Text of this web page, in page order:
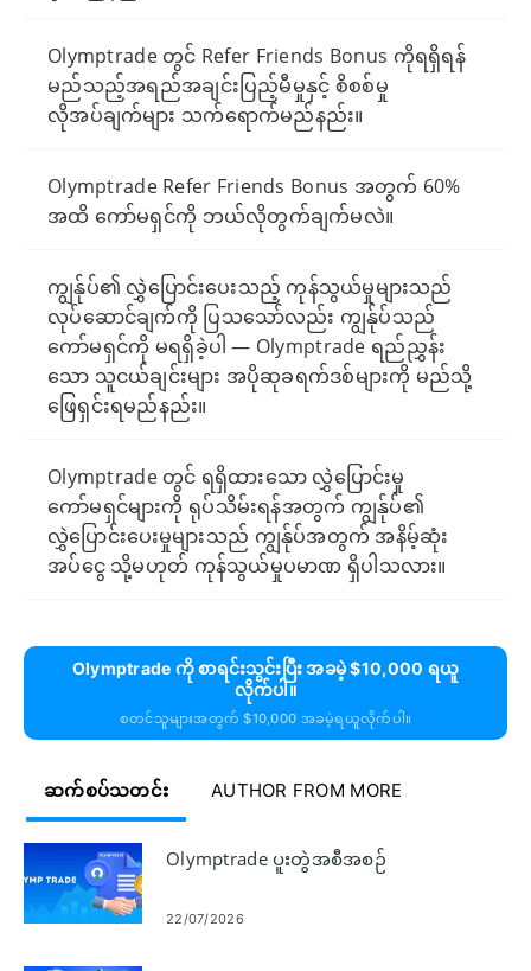
Olymptrade တွင် Refer Friends Bonus ကိုရရှိရန်
မည်သည့်အရည်အချင်းပြည့်မီမှုနှင့် စိစစ်မှု
လိုအပ်ချက်များ သက်ရောက်မည်နည်း။
Olymptrade Refer Friends Bonus အတွက် 60%
အထိ ကော်မရှင်ကို ဘယ်လိုတွက်ချက်မလဲ။
ကျွန်ုပ်၏ လွှဲပြောင်းပေးသည့် ကုန်သွယ်မှုများသည်
လုပ်ဆောင်ချက်ကို ပြသသော်လည်း ကျွန်ုပ်သည်
ကော်မရှင်ကို မရရှိခဲ့ပါ — Olymptrade ရည်ညွှန်း
သော သူငယ်ချင်းများ အပိုဆုခရက်ဒစ်များကို မည်သို့
ဖြေရှင်းရမည်နည်း။
Olymptrade တွင် ရရှိထားသော လွှဲပြောင်းမှု
ကော်မရှင်များကို ရုပ်သိမ်းရန်အတွက် ကျွန်ုပ်၏
လွှဲပြောင်းပေးမှုများသည် ကျွန်ုပ်အတွက် အနိမ့်ဆုံး
အပ်ငွေ သို့မဟုတ် ကုန်သွယ်မှုပမာဏ ရှိပါသလား။
Olymptrade ကို စာရင်းသွင်းပြီး အခမဲ့ $10,000 ရယူ
လိုက်ပါ။
စတင်သူများအတွက် $10,000 အခမဲ့ရယူလိုက်ပါ။
ဆက်စပ်သတင်း AUTHOR FROM MORE
Olymptrade ပူးတွဲအစီအစဉ်
22/07/2026